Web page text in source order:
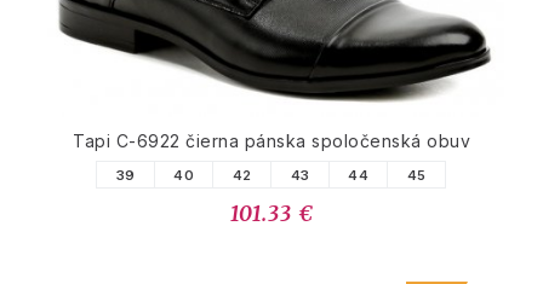
Tapi C-6922 čierna pánska spoločenská obuv
39 40 42 43 44 45
101.33 €